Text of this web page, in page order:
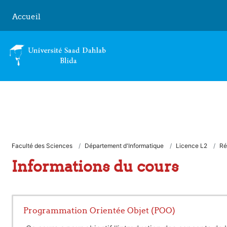
Accueil
Faculté des Sciences Département d'Informatique Licence L2
Informations du cours
Programmation Orientée Objet (POO)